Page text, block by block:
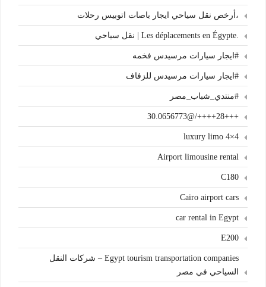
،أرخص نقل سياحي ايجار باصات اتوبيس رحلات
.Les déplacements en Égypte | نقل سياحي
#ايجار سيارات مرسيدس فخمه
#ايجار سيارات مرسيدس للزفاف
#منتدي_شباب_مصر
+++28++++/@30.0656773
4×4 luxury limo
Airport limousine rental
C180
Cairo airport cars
car rental in Egypt
E200
Egypt tourism transportation companies – شركات النقل
السياحي في مصر